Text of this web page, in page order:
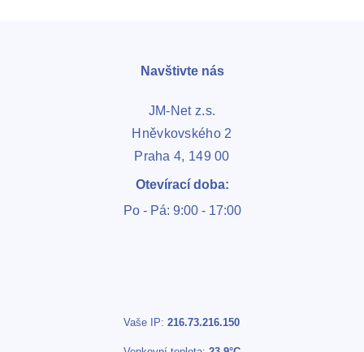
Vaše IP: 216.73.216.150
Navštivte nás
JM-Net z.s.
Hněvkovského 2
Praha 4, 149 00
Otevírací doba:
Po - Pá: 9:00 - 17:00